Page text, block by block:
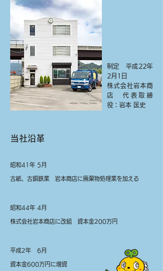
制定 平成22年
2月1日
株式会社岩本商
店 代表取締
役：岩本 匡史
当社沿革
昭和41年 5月
古紙、古銅鉄業 岩本商店に廃棄物処理業を加える
昭和44年 4月
株式会社岩本商店に改組 資本金200万円
平成2年 6月
資本金600万円に増資